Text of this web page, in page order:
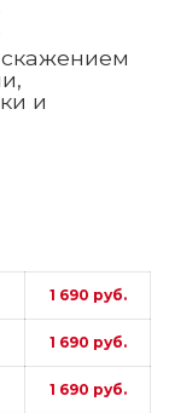
и
1 690 руб.
1 690 руб.
1 690 руб.